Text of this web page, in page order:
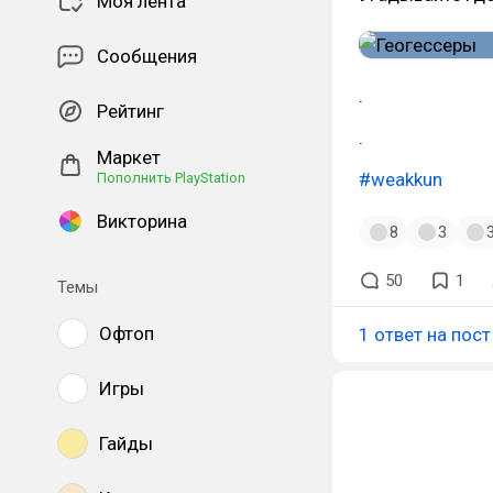
Сообщения
Рейтинг
Маркет
Пополнить PlayStation
Викторина
Темы
Офтоп
Игры
Гайды
.
.
#weakkun
8 3 3
50 1
1 ответ на пост